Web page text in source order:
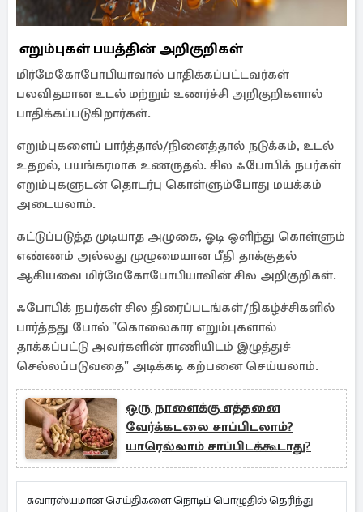
எறும்புகள் பயத்தின் அறிகுறிகள்
மிர்மேகோபோபியாவால் பாதிக்கப்பட்டவர்கள்
பலவிதமான உடல் மற்றும் உணர்ச்சி அறிகுறிகளால்
பாதிக்கப்படுகிறார்கள்.
எறும்புகளைப் பார்த்தால்/நினைத்தால் நடுக்கம், உடல்
உதறல், பயங்கரமாக உணருதல். சில ஃபோபிக் நபர்கள்
எறும்புகளுடன் தொடர்பு கொள்ளும்போது மயக்கம்
அடையலாம்.
கட்டுப்படுத்த முடியாத அழுகை, ஓடி ஒளிந்து கொள்ளும்
எண்ணம் அல்லது முழுமையான பீதி தாக்குதல்
ஆகியவை மிர்மேகோபோபியாவின் சில அறிகுறிகள்.
ஃபோபிக் நபர்கள் சில திரைப்படங்கள்/நிகழ்ச்சிகளில்
பார்த்தது போல் "கொலைகார எறும்புகளால்
தாக்கப்பட்டு அவர்களின் ராணியிடம் இழுத்துச்
செல்லப்படுவதை" அடிக்கடி கற்பனை செய்யலாம்.
ஒரு நாளைக்கு எத்தனை
வேர்க்கடலை சாப்பிடலாம்?
யாரெல்லாம் சாப்பிடக்கூடாது?
சுவாரஸ்யமான செய்திகளை நொடிப் பொழுதில் தெரிந்து